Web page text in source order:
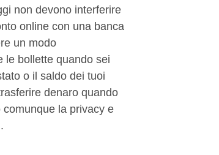
non devono interferire
online con una banca
un modo
le bollette quando sei
o il saldo dei tuoi
denaro quando
la privacy e